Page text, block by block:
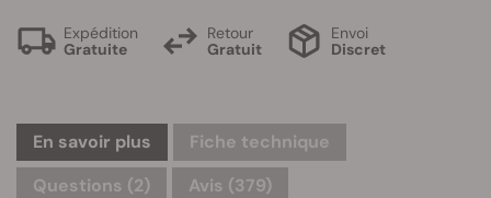
Expédition
Gratuite
Retour
Gratuit
Envoi
Discret
En savoir plus
Fiche technique
Questions (2)
Avis (379)